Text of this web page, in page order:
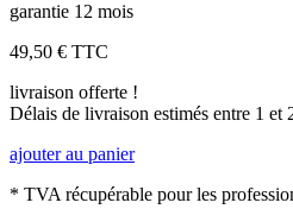
garantie 12 mois
49,50 € TTC
livraison offerte !
Délais de livraison estimés entre 1 et
ajouter au panier
* TVA récupérable pour les